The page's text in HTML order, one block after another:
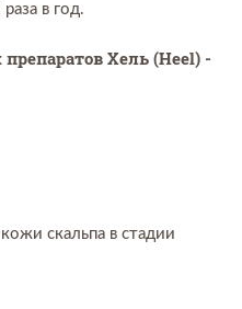
в год.
Хель (Heel) -
скальпа в стадии